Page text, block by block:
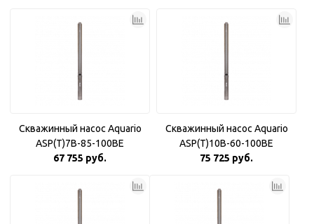
Скважинный насос Aquario
ASP(T)7B-85-100BE
67 755 руб.
Скважинный насос Aquario
ASP(T)10B-60-100BE
75 725 руб.